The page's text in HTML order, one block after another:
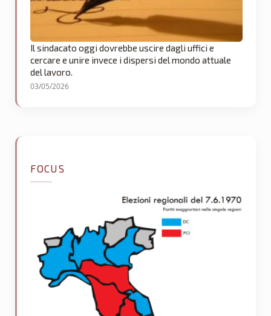
Il sindacato oggi dovrebbe uscire dagli uffici e
cercare e unire invece i dispersi del mondo attuale
del lavoro.
03/05/2026
FOCUS